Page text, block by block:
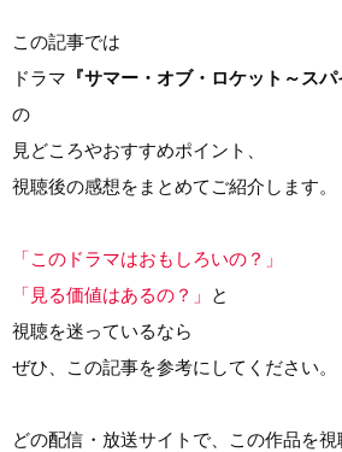
この記事では
ドラマ 『サマー・オブ・ロケット～ス
の
見どころやおすすめポイント、
視聴後の感想をまとめてご紹介します。
「このドラマはおもしろいの？」
「見る価値はあるの？」
と
視聴を迷っているなら
ぜひ、この記事を参考にしてください。
どの配信・放送サイトで、この作品を